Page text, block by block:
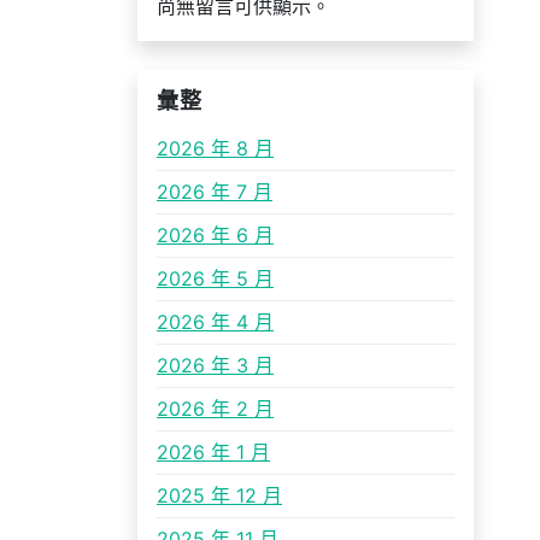
尚無留言可供顯示。
彙整
2026 年 8 月
2026 年 7 月
2026 年 6 月
2026 年 5 月
2026 年 4 月
2026 年 3 月
2026 年 2 月
2026 年 1 月
2025 年 12 月